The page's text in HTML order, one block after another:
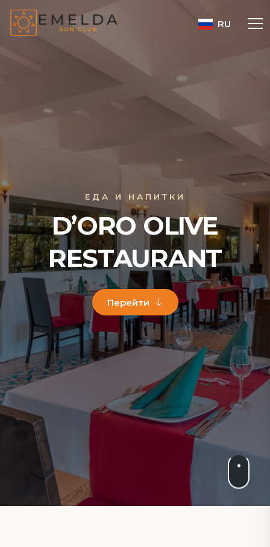
RU
ЕДА И НАПИТКИ
D’ORO OLIVE
RESTAURANT
Перейти